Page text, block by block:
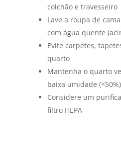
colchão e travesseiro
Lave a roupa de
com água quente
Evite carpetes,
quarto
Mantenha o quarto
baixa umidade (<50%)
Considere um
filtro HEPA